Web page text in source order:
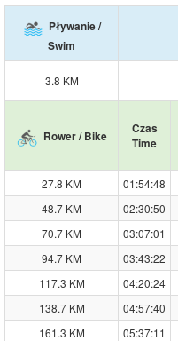
Pływanie /
Swim
3.8 KM
Rower / Bike
Czas
Time
27.8 KM 01:54:48
48.7 KM
02:30:50
70.7 KM
03:07:01
94.7 KM
03:43:22
117.3 KM
04:20:24
138.7 KM
04:57:40
161.3 KM
05:37:11